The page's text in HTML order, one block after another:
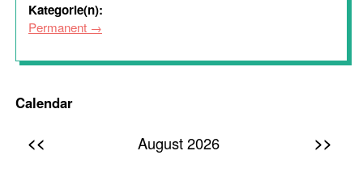
Kategorie(n):
Permanent
Calendar
<< August 2026 >>